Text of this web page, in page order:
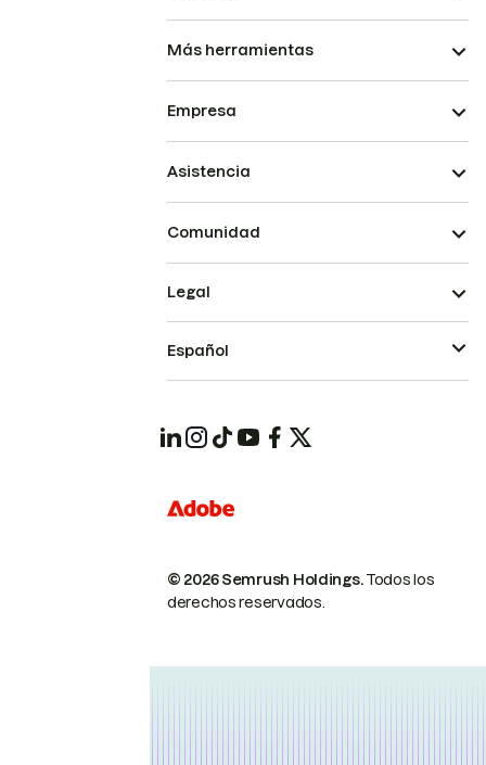
Más herramientas
Empresa
Asistencia
Comunidad
© 2026 Semrush Holdings.Todos los
derechos reservados.
Legal
Español